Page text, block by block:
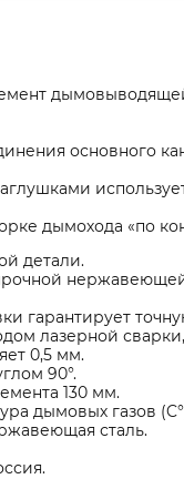
основного
дымохода «по
детали.
гарантирует
лазерной
0,5 мм.
90°.
130 мм.
дымовых газов
сталь.